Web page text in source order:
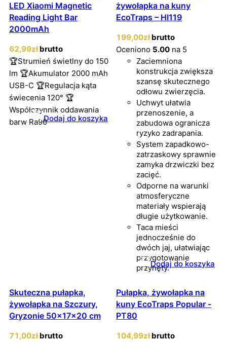
LED Xiaomi Magnetic
Reading Light Bar
2000mAh
62,99zł brutto
🏆Strumień świetlny do 150
lm 🏆Akumulator 2000 mAh
USB-C 🏆Regulacja kąta
świecenia 120° 🏆
Współczynnik oddawania
barw Ra90Dodaj do koszyka
żywołapka na kuny
EcoTraps – HI119
199,00zł brutto
Oceniono 5.00 na 5
Zaciemniona
konstrukcja zwiększa
szansę skutecznego
odłowu zwierzęcia.
Uchwyt ułatwia
przenoszenie, a
zabudowa ogranicza
ryzyko zadrapania.
System zapadkowo-
zatrzaskowy sprawnie
zamyka drzwiczki bez
zacięć.
Odporne na warunki
atmosferyczne
materiały wspierają
długie użytkowanie.
Taca mieści
jednocześnie do
dwóch jaj, ułatwiając
przygotowanie
przynęty.
Dodaj do koszyka
Skuteczna pułapka,
żywołapka na Szczury,
Gryzonie 50x17x20 cm
71,00zł brutto
Pułapka, żywołapka na
kuny EcoTraps Popular -
PT80
104,99zł brutto